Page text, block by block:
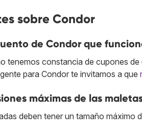
sobre Condor
de Condor que
tenemos constancia de cupones
para Condor te invitamos a que
máximas de las
deben tener un tamaño máximo